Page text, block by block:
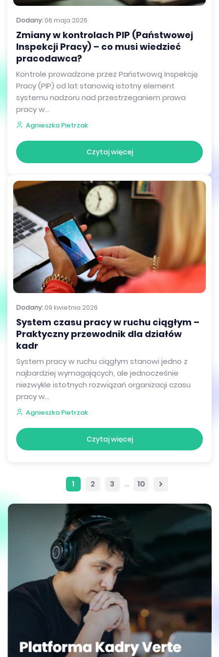
Dodany: 06 maja 2026
Zmiany w kontrolach PIP (Państwowej
Inspekcji Pracy) – co musi wiedzieć
pracodawca?
Kontrole prowadzone przez Państwową Inspekcję
Pracy (PIP) od lat stanowią istotny element
systemu nadzoru nad przestrzeganiem prawa
pracy w...
Agnieszka Pietrzak
Czytaj więcej
Dodany: 09 kwietnia 2026
System czasu pracy w ruchu ciągłym –
Praktyczny przewodnik dla działów
kadr
System pracy w ruchu ciągłym stanowi jedno z
najbardziej wymagających, ale jednocześnie
niezwykle istotnych rozwiązań organizacji czasu
pracy w...
Agnieszka Pietrzak
Czytaj więcej
1 2 3 … 10